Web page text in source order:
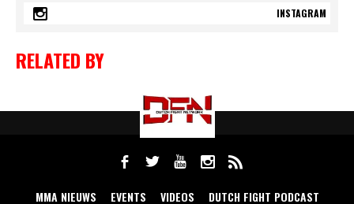
INSTAGRAM
RELATED BY
MMA NIEUWS EVENTS VIDEOS DUTCH FIGHT PODCAST